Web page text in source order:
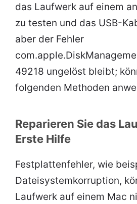
das Laufwerk auf einem
zu testen und das USB-
aber der Fehler
49218 ungelöst bleibt;
folgenden Methoden
Reparieren Sie das
Erste Hilfe
Festplattenfehler, wie
Dateisystemkorruption,
Laufwerk auf einem Mac